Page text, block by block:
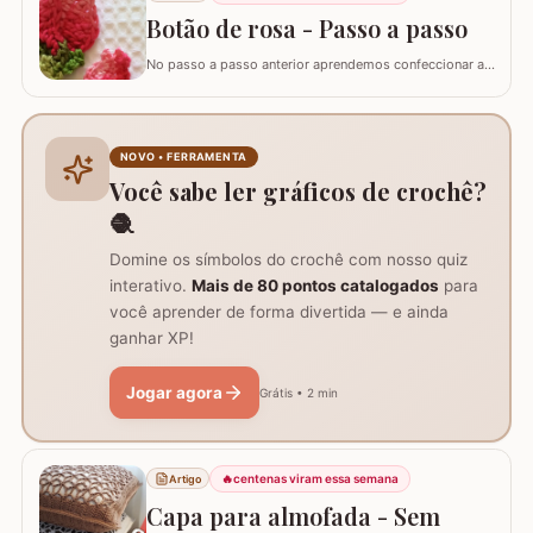
Verde 9392 (apenas para as folhas)…
Botão de rosa - Passo a passo
No passo a passo anterior aprendemos confeccionar a
grupo Viciadas em crochê. Fiz o passo a passo com
algumas poucas diferenças e também para auxil
NOVO • FERRAMENTA
Você sabe ler gráficos de crochê?
🧶
Domine os símbolos do crochê com nosso quiz
interativo. Mais de 80 pontos catalogados para
você aprender de forma divertida — e ainda
ganhar XP!
Jogar agora Grátis • 2 min
Artigo 🔥centenas viram essa semana
Capa para almofada - Sem